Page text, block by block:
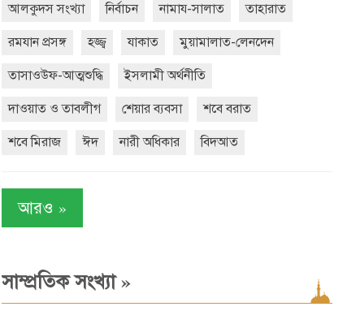
আলকুদস সংখ্যা নির্বাচন নামায-সালাত তাহারাত
রমযান প্রসঙ্গ হজ্জ্ব যাকাত মুয়ামালাত-লেনদেন
তাসাওউফ-আত্মশুদ্ধি ইসলামী অর্থনীতি
দাওয়াত ও তাবলীগ শেয়ার ব্যবসা শবে বরাত
শবে মিরাজ ঈদ নারী অধিকার বিদআত
আরও »
সাম্প্রতিক সংখ্যা»